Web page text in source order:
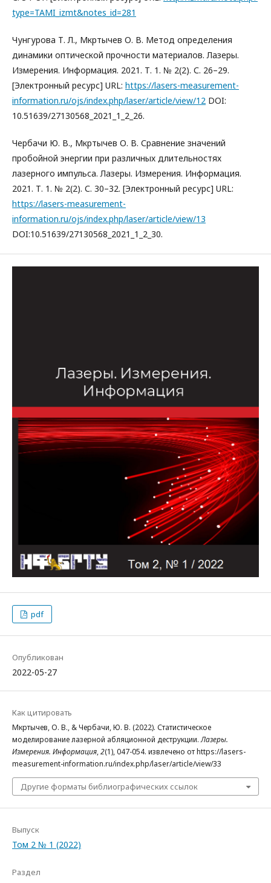
type=TAMI_izmt&notes_id=281
Чунгурова Т. Л., Мкртычев О. В. Метод определения
динамики оптической прочности материалов. Лазеры.
Измерения. Информация. 2021. Т. 1. № 2(2). С. 26–29.
[Электронный ресурс] URL: https://lasers-measurement-
information.ru/ojs/index.php/laser/article/view/12 DOI:
10.51639/27130568_2021_1_2_26.
Чербачи Ю. В., Мкртычев О. В. Сравнение значений
пробойной энергии при различных длительностях
лазерного импульса. Лазеры. Измерения. Информация.
2021. Т. 1. № 2(2). С. 30–32. [Электронный ресурс] URL:
https://lasers-measurement-
information.ru/ojs/index.php/laser/article/view/13
DOI:10.51639/27130568_2021_1_2_30.
pdf
Опубликован
2022-05-27
Как цитировать
Мкртычев, О. В., & Чербачи, Ю. В. (2022). Статистическое
моделирование лазерной абляционной деструкции.Лазеры.
Измерения. Информация,2(1), 047-054. извлечено от https://lasers-
measurement-information.ru/index.php/laser/article/view/33
Другие форматы библиографических ссылок
Выпуск
Том 2 № 1 (2022)
Раздел